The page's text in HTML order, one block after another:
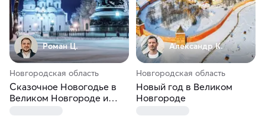
Роман Ц.
Новгородская область
Сказочное Новогодье в
Великом Новгороде и
Александр К.
Новгородская область
Новый год в Великом
Новгороде